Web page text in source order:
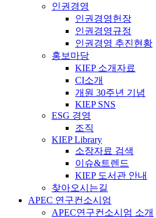
인권경영
인권경영헌장
인권경영규정
인권경영 추진현황
홍보마당
KIEP 소개자료
CI소개
개원 30주년 기념
KIEP SNS
ESG 경영
조직
KIEP Library
소장자료 검색
이슈&트렌드
KIEP 도서관 안내
찾아오시는길
APEC 연구컨소시엄
APEC연구컨소시엄 소개